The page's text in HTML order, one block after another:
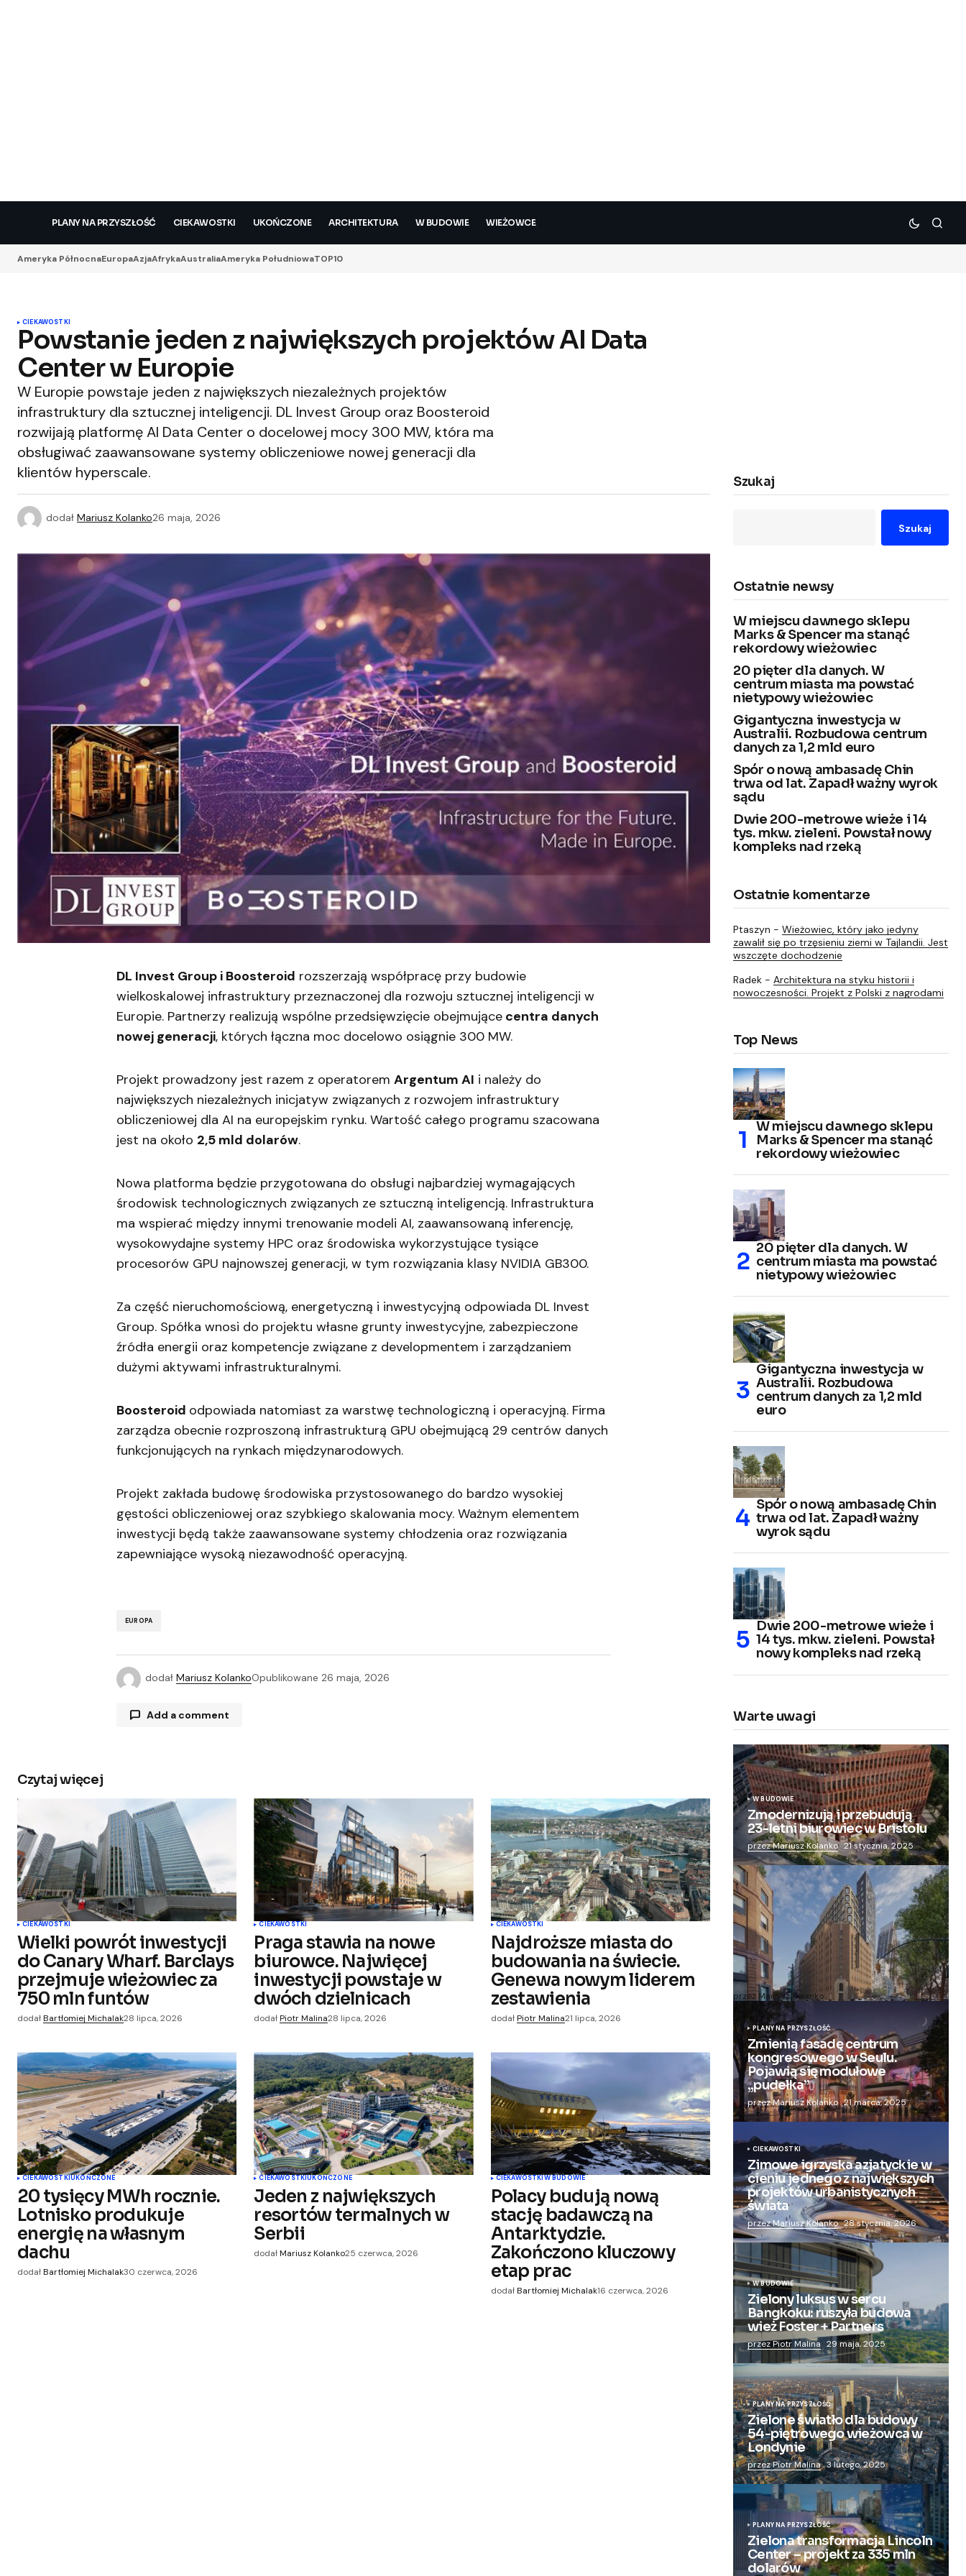
PLANY NA PRZYSZŁOŚĆ CIEKAWOSTKI UKOŃCZONE ARCHITEKTURA W BUDOWIE WIEŻOWCE
Ameryka PółnocnaEuropaAzjaAfrykaAustraliaAmeryka PołudniowaTOP10
CIEKAWOSTKI
Powstanie jeden z największych projektów AI Data
Center w Europie
W Europie powstaje jeden z największych niezależnych projektów
infrastruktury dla sztucznej inteligencji. DL Invest Group oraz Boosteroid
rozwijają platformę AI Data Center o docelowej mocy 300 MW, która ma
obsługiwać zaawansowane systemy obliczeniowe nowej generacji dla
klientów hyperscale.
dodał Mariusz Kolanko26 maja, 2026
DL Invest Group i Boosteroid rozszerzają współpracę przy budowie
wielkoskalowej infrastruktury przeznaczonej dla rozwoju sztucznej inteligencji w
Europie. Partnerzy realizują wspólne przedsięwzięcie obejmujące centra danych
nowej generacji, których łączna moc docelowo osiągnie 300 MW.
Projekt prowadzony jest razem z operatorem Argentum AI i należy do
największych niezależnych inicjatyw związanych z rozwojem infrastruktury
obliczeniowej dla AI na europejskim rynku. Wartość całego programu szacowana
jest na około 2,5 mld dolarów.
Nowa platforma będzie przygotowana do obsługi najbardziej wymagających
środowisk technologicznych związanych ze sztuczną inteligencją. Infrastruktura
ma wspierać między innymi trenowanie modeli AI, zaawansowaną inferencję,
wysokowydajne systemy HPC oraz środowiska wykorzystujące tysiące
procesorów GPU najnowszej generacji, w tym rozwiązania klasy NVIDIA GB300.
Za część nieruchomościową, energetyczną i inwestycyjną odpowiada DL Invest
Group. Spółka wnosi do projektu własne grunty inwestycyjne, zabezpieczone
źródła energii oraz kompetencje związane z developmentem i zarządzaniem
dużymi aktywami infrastrukturalnymi.
Boosteroid odpowiada natomiast za warstwę technologiczną i operacyjną. Firma
zarządza obecnie rozproszoną infrastrukturą GPU obejmującą 29 centrów danych
funkcjonujących na rynkach międzynarodowych.
Projekt zakłada budowę środowiska przystosowanego do bardzo wysokiej
gęstości obliczeniowej oraz szybkiego skalowania mocy. Ważnym elementem
inwestycji będą także zaawansowane systemy chłodzenia oraz rozwiązania
zapewniające wysoką niezawodność operacyjną.
EUROPA
dodał Mariusz KolankoOpublikowane 26 maja, 2026
Add a comment
Comment
Your Name* Your E-mail*
Zapamiętaj moje dane w tej
przeglądarce podczas pisania kolejnych
komentarzy.
Submit Comment
Czytaj więcej
CIEKAWOSTKI
Wielki powrót inwestycji
do Canary Wharf. Barclays
przejmuje wieżowiec za
750 mln funtów
dodałBartłomiej Michalak28 lipca, 2026
CIEKAWOSTKI
Praga stawia na nowe
biurowce. Najwięcej
inwestycji powstaje w
dwóch dzielnicach
dodał Piotr Malina28 lipca, 2026
CIEKAWOSTKI
Najdroższe miasta do
budowania na świecie.
Genewa nowym liderem
zestawienia
dodał Piotr Malina21 lipca, 2026
CIEKAWOSTKIUKOŃCZONE
20 tysięcy MWh rocznie.
Lotnisko produkuje
energię na własnym
dachu
dodałBartłomiej Michalak30 czerwca, 2026
CIEKAWOSTKIUKOŃCZONE
Jeden z największych
resortów termalnych w
Serbii
dodał Mariusz Kolanko25 czerwca, 2026
CIEKAWOSTKIW BUDOWIE
Polacy budują nową
stację badawczą na
Antarktydzie.
Zakończono kluczowy
etap prac
dodał Bartłomiej Michalak16 czerwca, 2026
Szukaj
Szukaj
Ostatnie newsy
W miejscu dawnego sklepu
Marks & Spencer ma stanąć
rekordowy wieżowiec
20 pięter dla danych. W
centrum miasta ma powstać
nietypowy wieżowiec
Gigantyczna inwestycja w
Australii. Rozbudowa centrum
danych za 1,2 mld euro
Spór o nową ambasadę Chin
trwa od lat. Zapadł ważny wyrok
sądu
Dwie 200-metrowe wieże i 14
tys. mkw. zieleni. Powstał nowy
kompleks nad rzeką
Ostatnie komentarze
Ptaszyn - Wieżowiec, który jako jedyny
zawalił się po trzęsieniu ziemi w Tajlandii. Jest
wszczęte dochodzenie
Radek - Architektura na styku historii i
nowoczesności. Projekt z Polski z nagrodami
Top News
W miejscu dawnego sklepu
Marks & Spencer ma stanąć
rekordowy wieżowiec
20 pięter dla danych. W
centrum miasta ma powstać
nietypowy wieżowiec
Gigantyczna inwestycja w
Australii. Rozbudowa
centrum danych za 1,2 mld
euro
Spór o nową ambasadę Chin
trwa od lat. Zapadł ważny
wyrok sądu
Dwie 200-metrowe wieże i
14 tys. mkw. zieleni. Powstał
nowy kompleks nad rzeką
Warte uwagi
W BUDOWIE
Zmodernizują i przebudują
23-letni biurowiec w Bristolu
przez Mariusz Kolanko 21 stycznia, 2025
Zmieniają więzienie dla kobiet w
nowoczesny apartamentowiec
przez Mariusz Kolanko 20 lipca, 2024
PLANY NA PRZYSZŁOŚĆ
Zmienią fasadę centrum
kongresowego w Seulu.
Pojawią się modułowe
„pudełka”
przez Mariusz Kolanko 21 marca, 2025
CIEKAWOSTKI
Zimowe igrzyska azjatyckie w
cieniu jednego z największych
projektów urbanistycznych
świata
przez Mariusz Kolanko 28 stycznia, 2026
W BUDOWIE
Zielony luksus w sercu
Bangkoku: ruszyła budowa
wież Foster + Partners
przez Piotr Malina 29 maja, 2025
PLANY NA PRZYSZŁOŚĆ
Zielone światło dla budowy
54-piętrowego wieżowca w
Londynie
przez Piotr Malina 3 lutego, 2025
PLANY NA PRZYSZŁOŚĆ
Zielona transformacja Lincoln
Center – projekt za 335 mln
dolarów